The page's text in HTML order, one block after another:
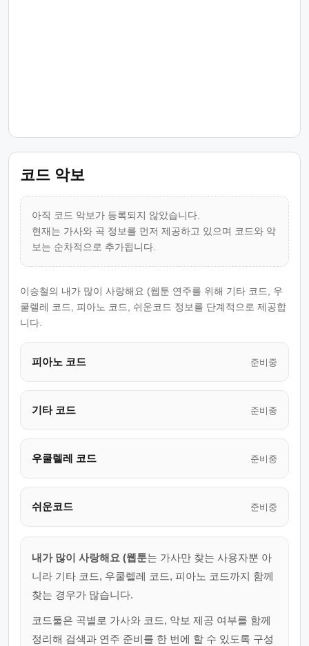
코드 악보
아직 코드 악보가 등록되지 않았습니다.
현재는 가사와 곡 정보를 먼저 제공하고 있으며 코드와 악
보는 순차적으로 추가됩니다.
이승철의 내가 많이 사랑해요 (웹툰 연주를 위해 기타 코드, 우
쿨렐레 코드, 피아노 코드, 쉬운코드 정보를 단계적으로 제공합
니다.
피아노 코드 준비중
기타 코드 준비중
우쿨렐레 코드 준비중
쉬운코드 준비중
내가 많이 사랑해요 (웹툰는 가사만 찾는 사용자뿐 아
니라 기타 코드, 우쿨렐레 코드, 피아노 코드까지 함께
찾는 경우가 많습니다.
코드툴은 곡별로 가사와 코드, 악보 제공 여부를 함께
정리해 검색과 연주 준비를 한 번에 할 수 있도록 구성